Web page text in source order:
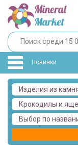
Новинки